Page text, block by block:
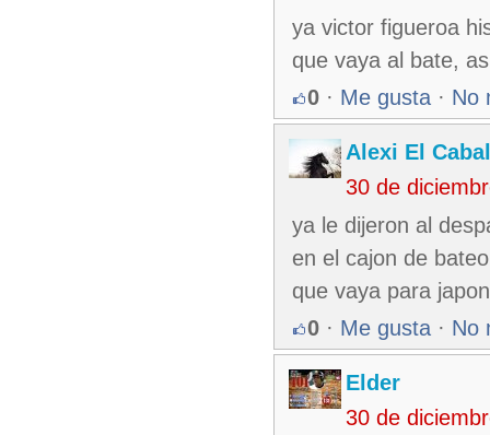
ya victor figueroa
que vaya al bate,
0 · Me gusta · No
Alexi El
30 de
ya le dijeron al
en el cajon de
que vaya para
0 · Me gusta · No
Elder
30 de